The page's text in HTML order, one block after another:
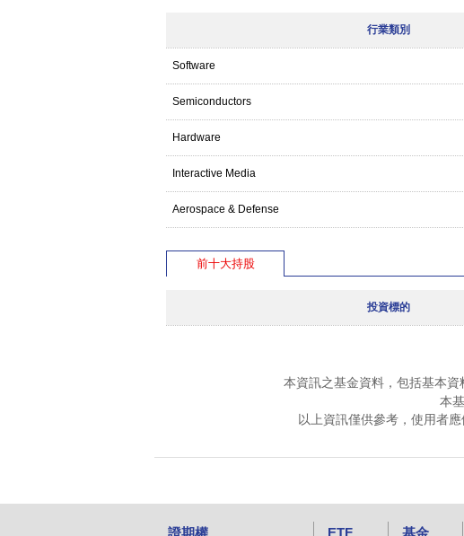
行業類別
Software
Semiconductors
Hardware
Interactive Media
Aerospace & Defense
前十大持股
投資標的
本資訊之基金資料，包括基本
本
以上資訊僅供參考，使用者
證期權 ETF 基金